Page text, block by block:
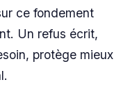
ce fondement
Un refus écrit,
protège mieux